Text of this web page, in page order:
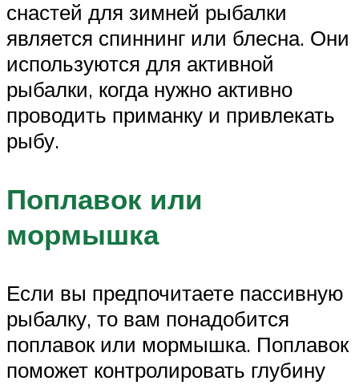
снастей для зимней рыбалки
является спиннинг или блесна. Они
используются для активной
рыбалки, когда нужно активно
проводить приманку и привлекать
рыбу.
Поплавок или
мормышка
Если вы предпочитаете пассивную
рыбалку, то вам понадобится
поплавок или мормышка. Поплавок
поможет контролировать глубину